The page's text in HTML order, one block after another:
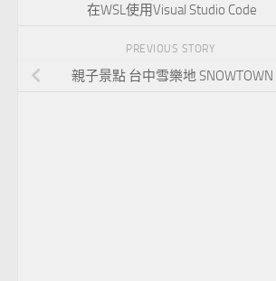
在WSL使用Visual Studio Code
PREVIOUS STORY
親子景點 台中雪樂地 SNOWTOWN